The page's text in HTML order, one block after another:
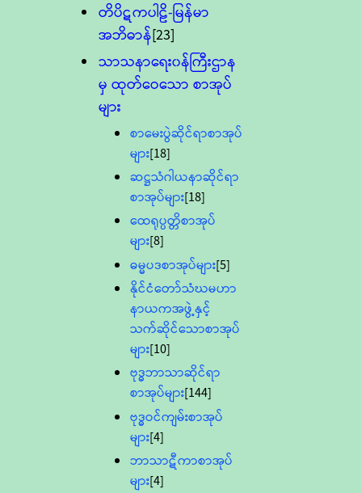
တိပိဋကပါဠိ-မြန်မာ
အဘိဓာန်[23]
သာသနာရေး၀န်ကြီးဌာန
မှ ထုတ်ဝေသော စာအုပ်
များ
စာမေးပွဲဆိုင်ရာစာအုပ်
များ[18]
ဆဋ္ဌသံဂါယနာဆိုင်ရာ
စာအုပ်များ[18]
ထေရုပ္ပတ္တိစာအုပ်
များ[8]
ဓမ္မပဒစာအုပ်များ[5]
နိုင်ငံတော်သံဃမဟာ
နာယကအဖွဲ့နှင့်
သက်ဆိုင်သောစာအုပ်
များ[10]
ဗုဒ္ဓဘာသာဆိုင်ရာ
စာအုပ်များ[144]
ဗုဒ္ဓဝင်ကျမ်းစာအုပ်
များ[4]
ဘာသာဋီကာစာအုပ်
များ[4]